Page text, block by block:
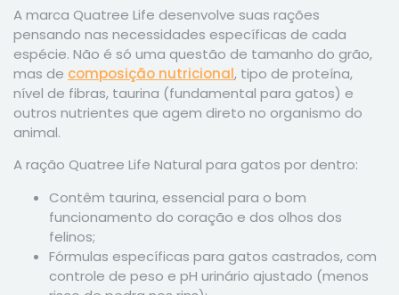
A marca Quatree Life desenvolve suas rações
pensando nas necessidades específicas de cada
espécie. Não é só uma questão de tamanho do grão,
mas de composição nutricional, tipo de proteína,
nível de fibras, taurina (fundamental para gatos) e
outros nutrientes que agem direto no organismo do
animal.
A ração Quatree Life Natural para gatos por dentro:
Contêm taurina, essencial para o bom
funcionamento do coração e dos olhos dos
felinos;
Fórmulas específicas para gatos castrados, com
controle de peso e pH urinário ajustado (menos